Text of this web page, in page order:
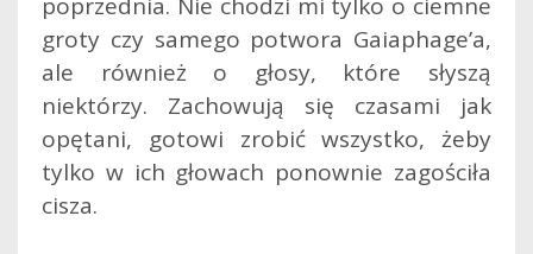
groty czy samego potwora Gaiaphage’a,
ale również o głosy, które słyszą
niektórzy. Zachowują się czasami jak
opętani, gotowi zrobić wszystko, żeby
tylko w ich głowach ponownie zagościła
cisza.